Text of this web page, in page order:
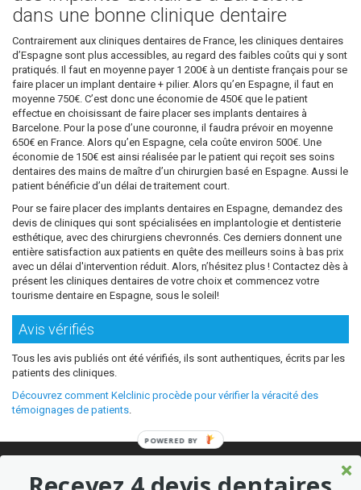
dans une bonne clinique dentaire
Contrairement aux cliniques dentaires de France, les cliniques dentaires
d’Espagne sont plus accessibles, au regard des faibles coûts qui y sont
pratiqués. Il faut en moyenne payer 1 200€ à un dentiste français pour se
faire placer un implant dentaire + pilier. Alors qu’en Espagne, il faut en
moyenne 750€. C’est donc une économie de 450€ que le patient
effectue en choisissant de faire placer ses implants dentaires à
Barcelone. Pour la pose d’une couronne, il faudra prévoir en moyenne
650€ en France. Alors qu’en Espagne, cela coûte environ 500€. Une
économie de 150€ est ainsi réalisée par le patient qui reçoit ses soins
dentaires des mains de maître d’un chirurgien basé en Espagne. Aussi le
patient bénéficie d’un délai de traitement court.
Pour se faire placer des implants dentaires en Espagne, demandez des
devis de cliniques qui sont spécialisées en implantologie et dentisterie
esthétique, avec des chirurgiens chevronnés. Ces derniers donnent une
entière satisfaction aux patients en quête des meilleurs soins à bas prix
avec un délai d'intervention réduit. Alors, n’hésitez plus ! Contactez dès à
présent les cliniques dentaires de votre choix et commencez votre
tourisme dentaire en Espagne, sous le soleil!
Avis vérifiés
Tous les avis publiés ont été vérifiés, ils sont authentiques, écrits par les
patients des cliniques.
Découvrez comment Kelclinic procède pour vérifier la véracité des
témoignages de patients.
POWERED BY